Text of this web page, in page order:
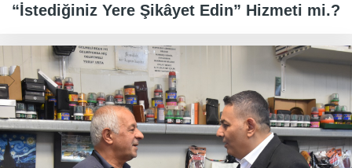
“İstediğiniz Yere Şikâyet Edin” Hizmeti mi.?